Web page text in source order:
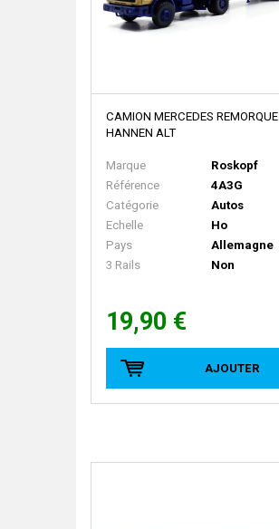
CAMION MERCEDES REMORQUE
HANNEN ALT
Marque
Roskopf
Référence
4A3G
Catégorie
Autos
Echelle
Ho
Pays
Allemagne
3 Rails
Non
19,90 €
AJOUTER